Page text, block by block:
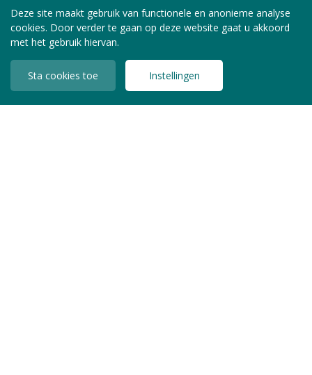
Deze site maakt gebruik van functionele en anonieme analyse
cookies. Door verder te gaan op deze website gaat u akkoord
met het gebruik hiervan.
Sta cookies toe Instellingen